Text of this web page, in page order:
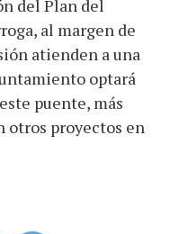
del Plan del
al margen de
atienden a una
optará
puente, más
otros proyectos en